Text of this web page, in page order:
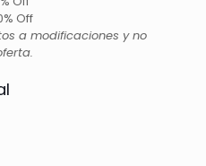
Off
a modificaciones y no